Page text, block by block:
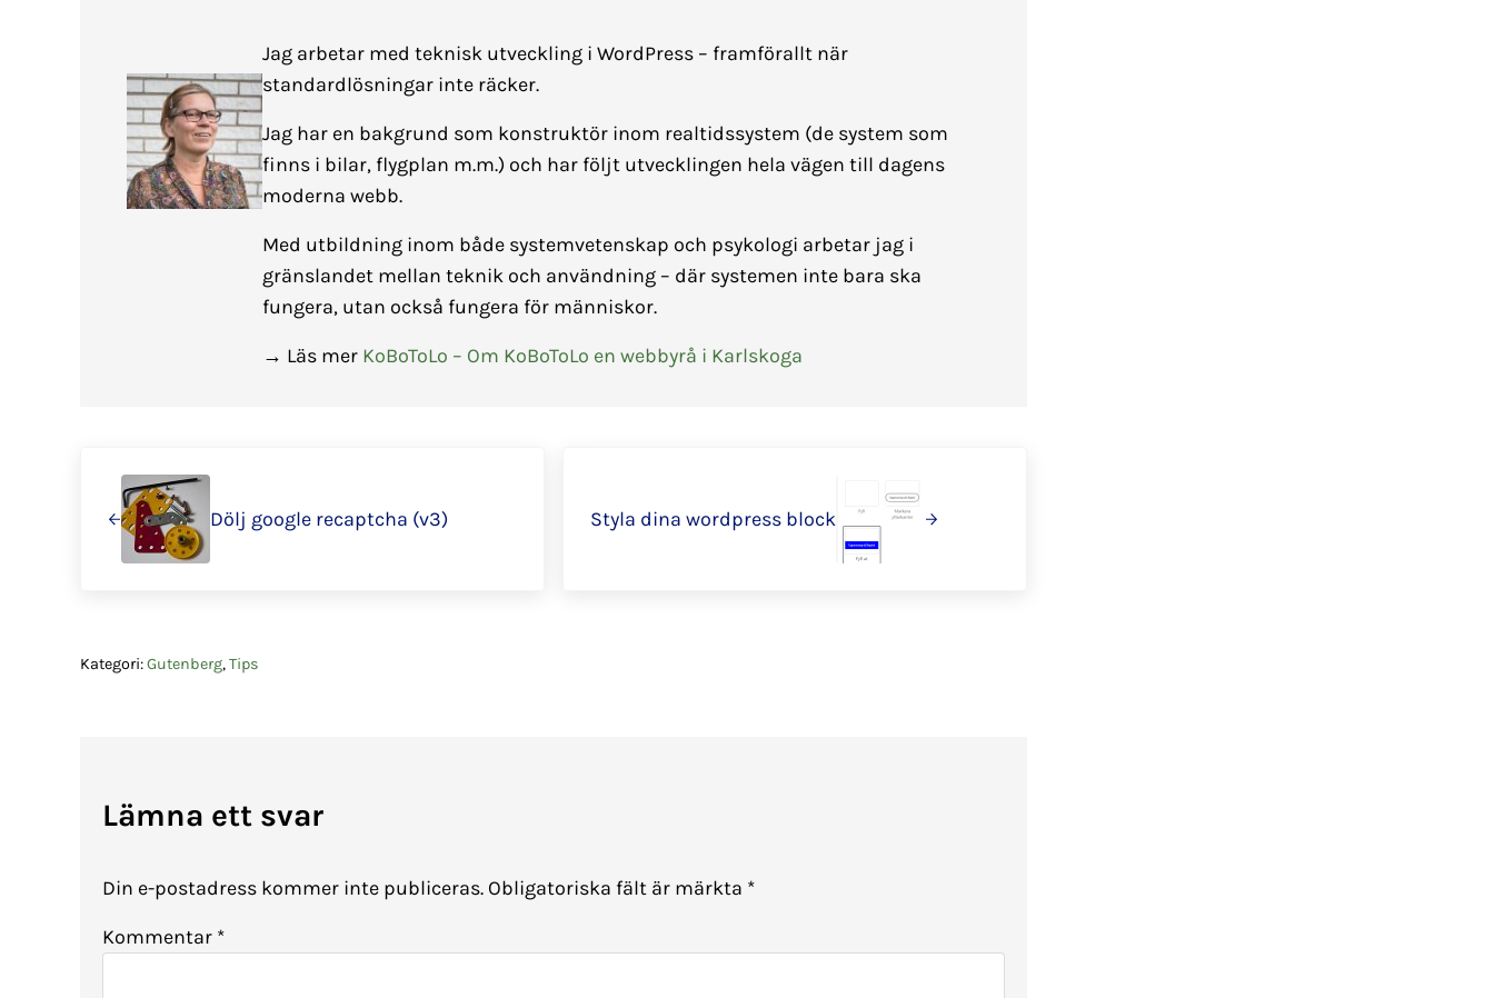
Jag arbetar med teknisk utveckling i WordPress – framförallt när
standardlösningar inte räcker.
Jag har en bakgrund som konstruktör inom realtidssystem (de system som
finns i bilar, flygplan m.m.) och har följt utvecklingen hela vägen till dagens
moderna webb.
Med utbildning inom både systemvetenskap och psykologi arbetar jag i
gränslandet mellan teknik och användning – där systemen inte bara ska
fungera, utan också fungera för människor.
→ Läs mer KoBoToLo – Om KoBoToLo en webbyrå i Karlskoga
Dölj google recaptcha (v3) Styla dina wordpress block
Kategori:Gutenberg,Tips
Lämna ett svar
Din e-postadress kommer inte publiceras. Obligatoriska fält är märkta *
Kommentar *